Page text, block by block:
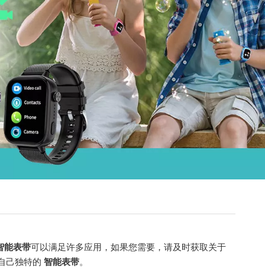
能表带可以满足许多应用，如果您需要，请及时获取关于
己独特的 智能表带。